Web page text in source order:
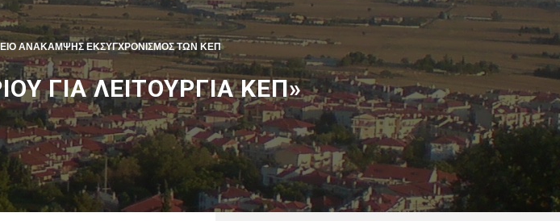
ΑΝΆΚΑΜΨΗΣ ΕΚΣΥΓΧΡΟΝΙΣΜΌΣ ΤΩΝ ΚΕΠ
ΓΙΑ ΛΕΙΤΟΥΡΓΙΑ ΚΕΠ»